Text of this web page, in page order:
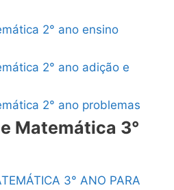
2° ano ensino
2° ano adição e
2° ano problemas
Matemática 3°
3° ANO PARA